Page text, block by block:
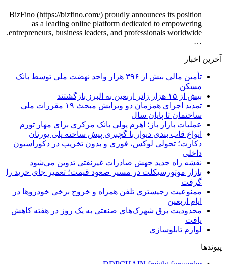
BizFino (https://bizfino.com/) proudly announces its position
as a leading online platform dedicated to empowering
entrepreneurs, business leaders, and professionals worldwide.
…
آخرین اخبار
تأمین مالی بیش از ۳۹۶ هزار واحد نهضت ملی توسط بانک
مسکن
بیش از ۱۵ هزار زائر اربعین به البرز بازگشتند
تمدید اجرای همزمان دو ویرایش مبحث ۱۹ مقررات ملی
ساختمان تا پایان سال
عملیات بازار باز؛ اهرم پولی بانک مرکزی برای مهار تورم
انواع قاب بندی دیوار با گچبری پیش ساخته پلی یورتان
دکارت؛ تحولی لوکس، فوری و بدون تخریب در دکوراسیون
داخلی
نقشه راه جدید جهش صادرات غیرنفتی تدوین می‌شود
بازار موتورسیکلت در مسیر صعود قیمت؛ تعمیر جای خرید را
گرفت
ممنوعیت رجیستری تلفن همراه و خروج برخی خودروها در
ایام اربعین
محدودیت برق شهرک‌های صنعتی به یک روز در هفته کاهش
یافت
لوازم تابلوسازی
پیوندها